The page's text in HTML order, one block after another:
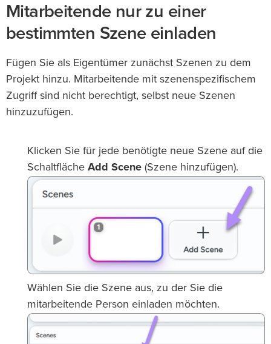
Mitarbeitende nur zu einer
bestimmten Szene einladen
Fügen Sie als Eigentümer zunächst Szenen zu dem
Projekt hinzu. Mitarbeitende mit szenenspezifischem
Zugriff sind nicht berechtigt, selbst neue Szenen
hinzuzufügen.
Klicken Sie für jede benötigte neue Szene auf die
Schaltfläche Add Scene (Szene hinzufügen).
Wählen Sie die Szene aus, zu der Sie die
mitarbeitende Person einladen möchten.